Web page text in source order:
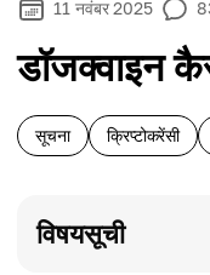
11 नवंबर 2025
डॉजक्वाइन
सूचना क्रिप्टोकरेंसी
विषयसूची